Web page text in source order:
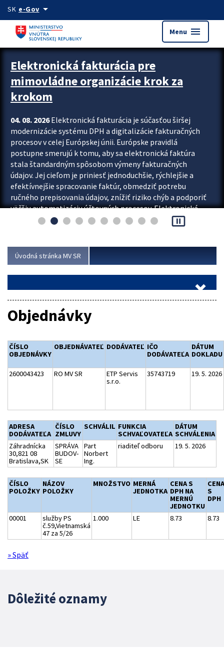
Preskocit na hlavný obsah
SK e-Govarrow_drop_down
Menu menu
Zastavit automatický posun upútavok
Elektronická fakturácia pre
mimovládne organizácie krok za
krokom
04. 08. 2026Elektronická fakturácia je súčasťou širšej
modernizácie systému DPH a digitalizácie fakturačných
procesov v celej Európskej únii. Európske pravidlá
postupne smerujú k tomu, aby sa elektronická faktúra
stala štandardným spôsobom výmeny fakturačných
údajov. Jej cieľom je priniesť jednoduchšie, rýchlejšie a
efektívnejšie spracovanie faktúr, obmedziť potrebu
ručného prepisovania údajov, znížiť riziko chýb a podporiť
väčšiu automatizáciu účtovných procesov. Elektronická
fakturácia preto nepredstavuje...
pause_presentation
Úvodná stránka MV SR
Objednávky
ČÍSLO
OBJEDNÁVKY
OBJEDNÁVATEĽ DODÁVATEĽ IČO
DODÁVATEĽA
DÁTUM
DOKLADU
2600043423 RO MV SR
ETP Servis
s.r.o.
35743719 19. 5. 2026
ADRESA
DODÁVATEĽA
ČÍSLO
ZMLUVY
SCHVÁLIL FUNKCIA
SCHVAĽOVATEĽA
DÁTUM
SCHVÁLENIA
Záhradnícka
30,821 08
Bratislava,SK
SPRÁVA
BUDOV-
SE
Part
Norbert
Ing.
riaditeľ odboru 19. 5. 2026
ČÍSLO
POLOŽKY
NÁZOV
POLOŽKY
MNOŽSTVO MERNÁ
JEDNOTKA
CENA S
DPH NA
MERNÚ
JEDNOTKU
CENA
S
DPH
00001
služby PS
č.59,Vietnamská
47 za 5/26
1.000 LE 8.73 8.73
» Späť
Dôležité oznamy